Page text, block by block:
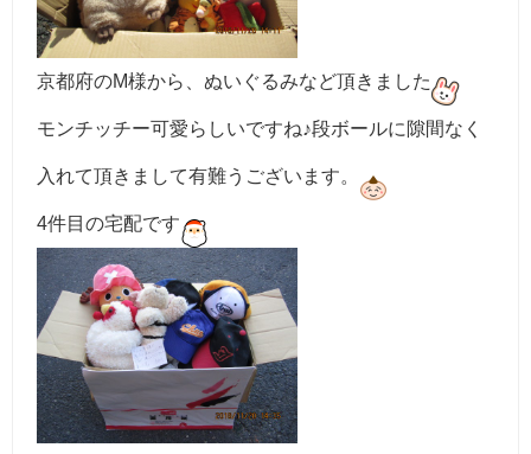
京都府のM様から、ぬいぐるみなど頂きました
モンチッチー可愛らしいですね♪段ボールに隙間なく
入れて頂きまして有難うございます。
4件目の宅配です